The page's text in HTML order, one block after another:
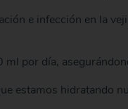
e infección en la
por día,
estamos hidratando